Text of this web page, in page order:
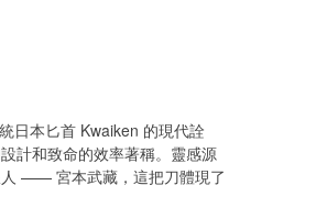
日本匕首 Kwaiken 的現代詮
計和致命的效率著稱。靈感源
人 —— 宮本武藏，這把刀體現了